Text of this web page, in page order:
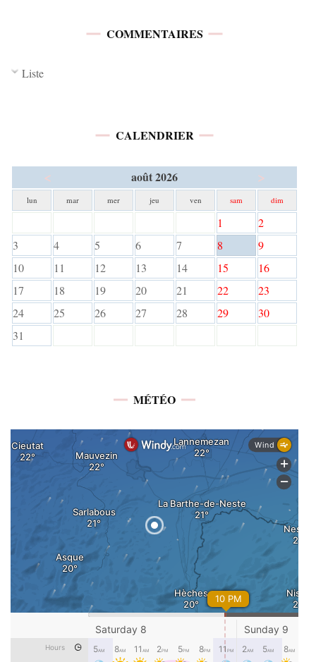
COMMENTAIRES
Liste
CALENDRIER
< août 2026 >
lun mar mer jeu ven sam dim
1
2
3
4 5 6 7 8
9
10
11 12 13 14 15
16
17
18 19 20 21 22
23
24
25 26 27 28 29
30
31
MÉTÉO